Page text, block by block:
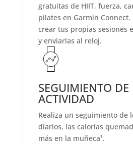
gratuitas de HIIT, fuerza,
pilates en Garmin
crear tus propias sesiones
y enviarlas al reloj.
SEGUIMIENTO DE
ACTIVIDAD
Realiza un seguimiento de
diarios, las calorías
más en la muñeca¹.